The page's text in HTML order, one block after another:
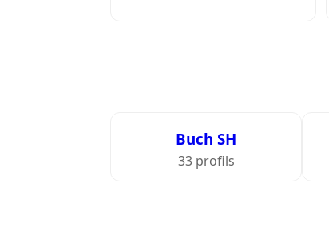
Buch SH
33 profils